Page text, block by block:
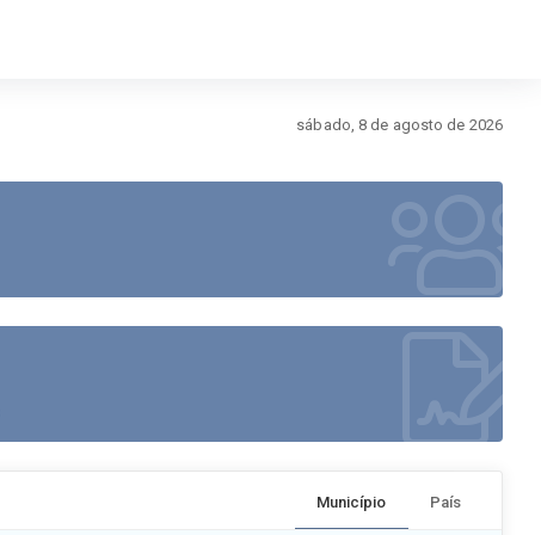
sábado, 8 de agosto de 2026
Município País